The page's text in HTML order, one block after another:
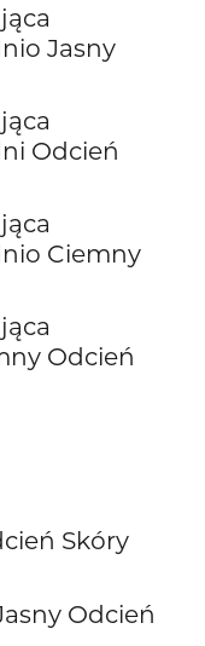
Jasny
Odcień
Ciemny
Odcień
Skóry
Odcień